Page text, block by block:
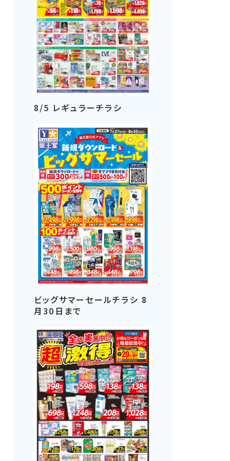
8/5 レギュラーチラシ
ビッグサマーセールチラシ 8
月30日まで